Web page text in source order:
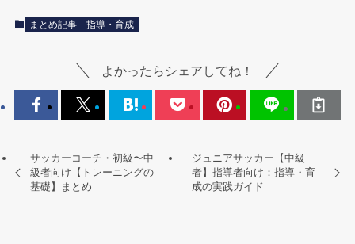
まとめ記事 指導・育成
よかったらシェアしてね！
サッカーコーチ・初級〜中
級者向け【トレーニングの
基礎】まとめ
ジュニアサッカー【中級
者】指導者向け：指導・育
成の実践ガイド